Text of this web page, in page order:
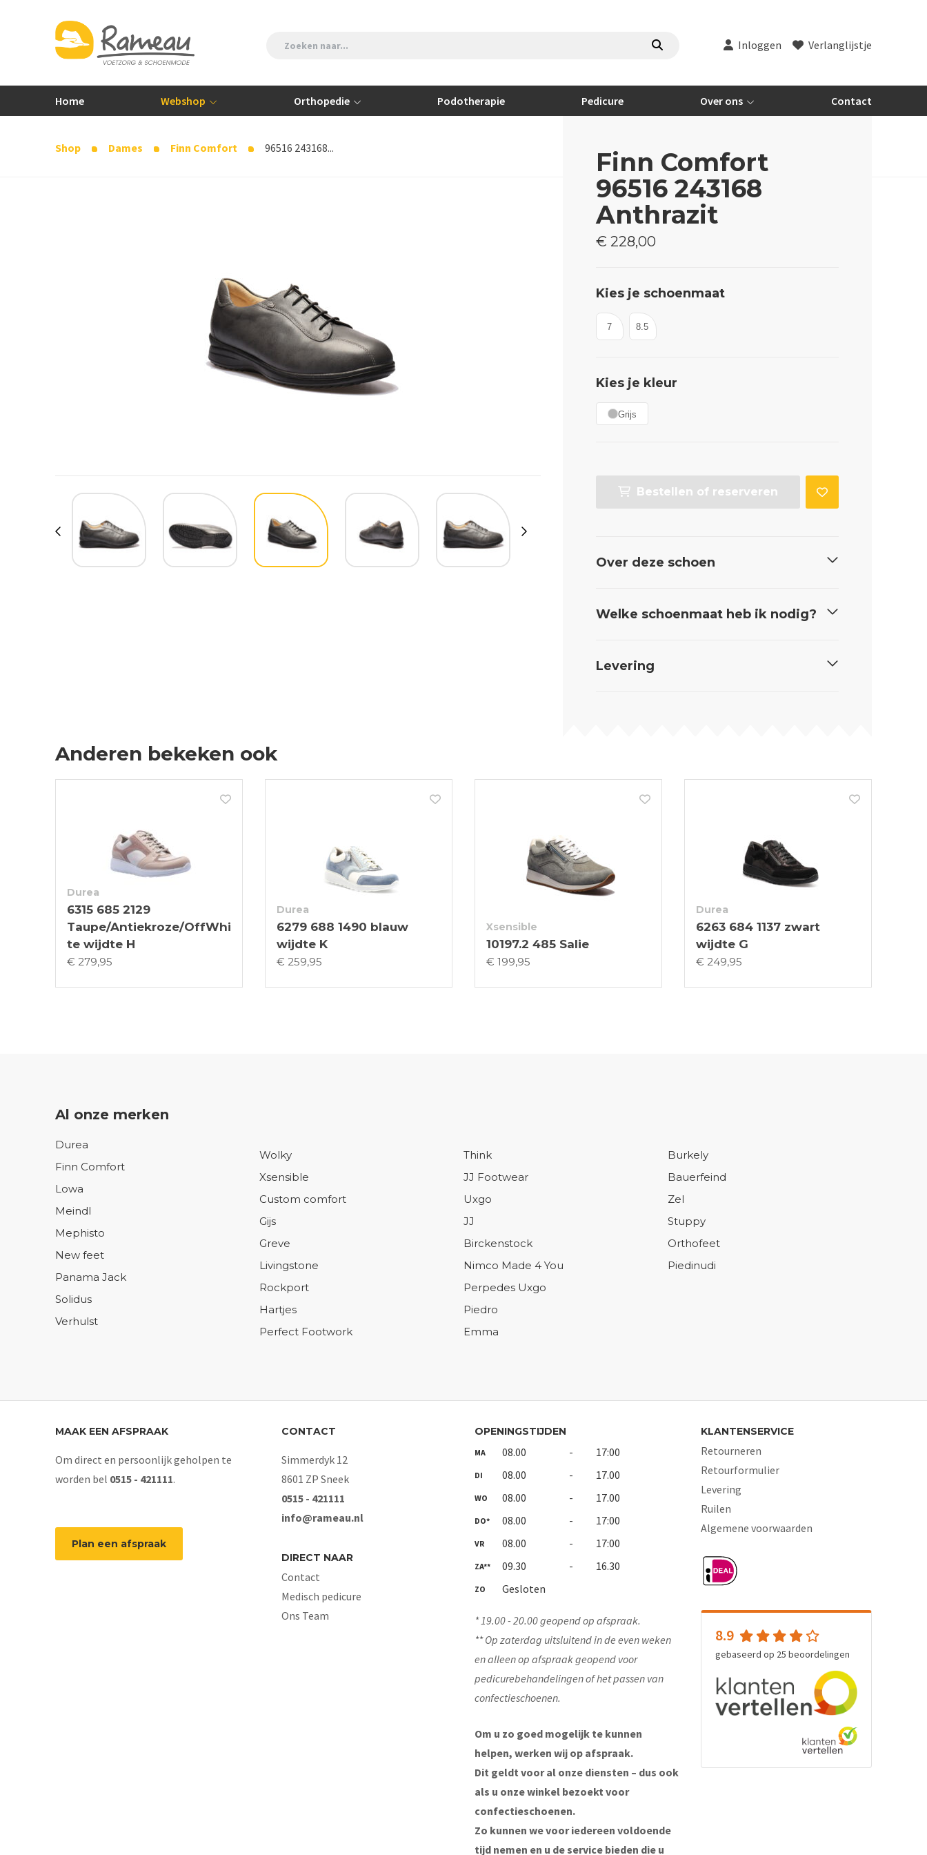
Inloggen Verlanglijstje
Home Webshop Orthopedie Podotherapie Pedicure Over ons Contact
Shop Dames Finn Comfort 96516 243168...
Finn Comfort
96516 243168
Anthrazit
€ 228,00
Kies je schoenmaat
7 8.5
Kies je kleur
Grijs
Bestellen of reserveren
Over deze schoen
Welke schoenmaat heb ik nodig?
Levering
Anderen bekeken ook
Durea
6315 685 2129
Taupe/Antiekroze/OffWhi
te wijdte H
€ 279,95
Durea
6279 688 1490 blauw
wijdte K
€ 259,95
Xsensible
10197.2 485 Salie
€ 199,95
Durea
6263 684 1137 zwart
wijdte G
€ 249,95
Al onze merken
Durea
Finn Comfort
Lowa
Meindl
Mephisto
New feet
Panama Jack
Solidus
Verhulst
Wolky
Xsensible
Custom comfort
Gijs
Greve
Livingstone
Rockport
Hartjes
Perfect Footwork
Think
JJ Footwear
Uxgo
JJ
Birckenstock
Nimco Made 4 You
Perpedes Uxgo
Piedro
Emma
Burkely
Bauerfeind
Zel
Stuppy
Orthofeet
Piedinudi
MAAK EEN AFSPRAAK
Om direct en persoonlijk geholpen te
worden bel 0515 - 421111.
Plan een afspraak
CONTACT
Simmerdyk 12
8601 ZP Sneek
0515 - 421111
info@rameau.nl
DIRECT NAAR
Contact
Medisch pedicure
Ons Team
OPENINGSTIJDEN
MA 08.00 - 17:00
DI 08.00 - 17.00
WO 08.00 - 17.00
DO* 08.00 - 17:00
VR 08.00 - 17:00
ZA** 09.30 - 16.30
ZO Gesloten
* 19.00 - 20.00 geopend op afspraak.
** Op zaterdag uitsluitend in de even weken
en alleen op afspraak geopend voor
pedicurebehandelingen of het passen van
confectieschoenen.
Om u zo goed mogelijk te kunnen
helpen, werken wij op afspraak.
Dit geldt voor al onze diensten – dus ook
als u onze winkel bezoekt voor
confectieschoenen.
Zo kunnen we voor iedereen voldoende
tijd nemen en u de service bieden die u
KLANTENSERVICE
Retourneren
Retourformulier
Levering
Ruilen
Algemene voorwaarden
8.9
gebaseerd op 25 beoordelingen